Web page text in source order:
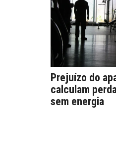
Prejuízo do
calculam
sem energia